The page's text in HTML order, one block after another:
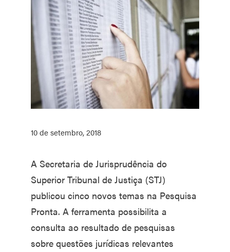
10 de setembro, 2018
A Secretaria de Jurisprudência do
Superior Tribunal de Justiça (STJ)
publicou cinco novos temas na Pesquisa
Pronta. A ferramenta possibilita a
consulta ao resultado de pesquisas
sobre questões jurídicas relevantes